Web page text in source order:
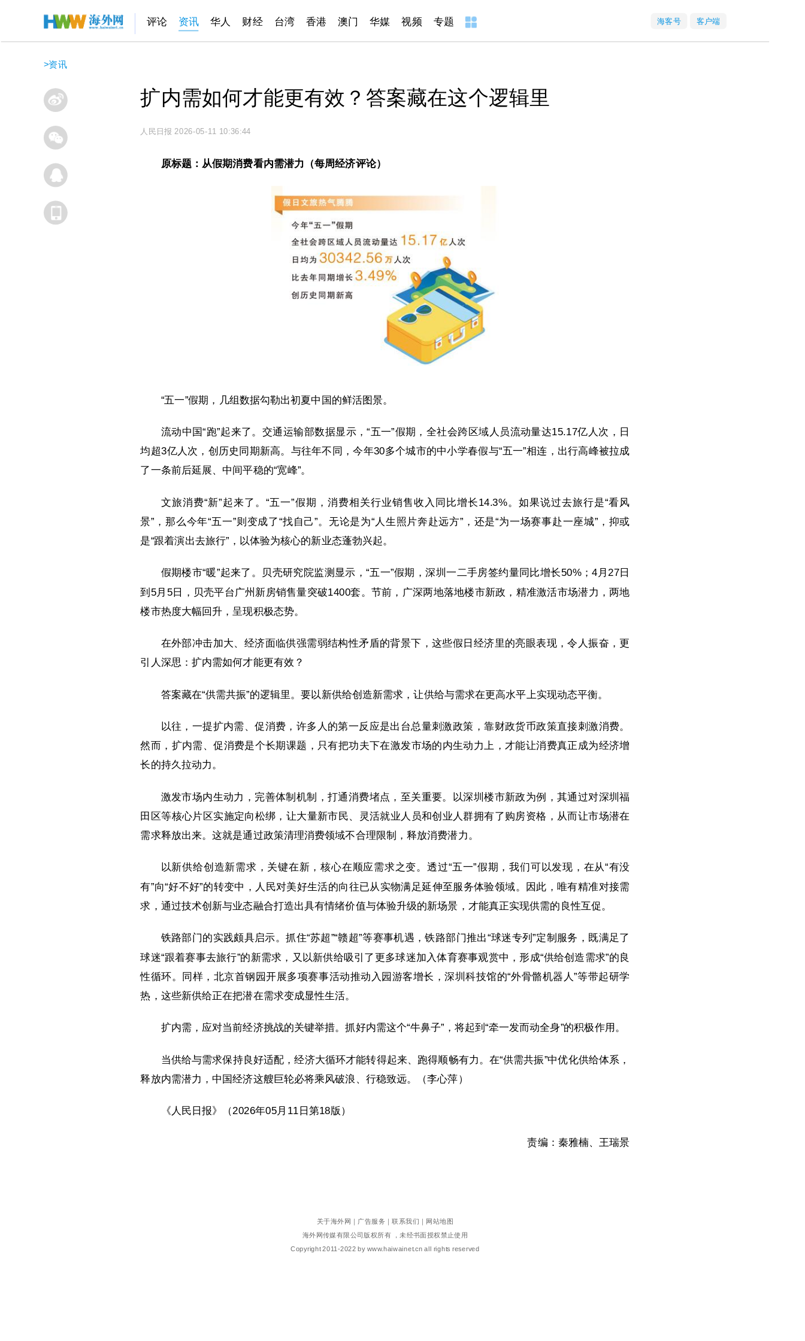
评论 资讯 华人 财经 台湾 香港 澳门 华媒 视频 专题 海客号 客户端
>资讯
扩内需如何才能更有效？答案藏在这个逻辑里
人民日报 2026-05-11 10:36:44
原标题：从假期消费看内需潜力（每周经济评论）
“五一”假期，几组数据勾勒出初夏中国的鲜活图景。
流动中国“跑”起来了。交通运输部数据显示，“五一”假期，全社会跨区域人员流动量达15.17亿人次，日
均超3亿人次，创历史同期新高。与往年不同，今年30多个城市的中小学春假与“五一”相连，出行高峰被拉成
了一条前后延展、中间平稳的“宽峰”。
文旅消费“新”起来了。“五一”假期，消费相关行业销售收入同比增长14.3%。如果说过去旅行是“看风
景”，那么今年“五一”则变成了“找自己”。无论是为“人生照片奔赴远方”，还是“为一场赛事赴一座城”，抑或
是“跟着演出去旅行”，以体验为核心的新业态蓬勃兴起。
假期楼市“暖”起来了。贝壳研究院监测显示，“五一”假期，深圳一二手房签约量同比增长50%；4月27日
到5月5日，贝壳平台广州新房销售量突破1400套。节前，广深两地落地楼市新政，精准激活市场潜力，两地
楼市热度大幅回升，呈现积极态势。
在外部冲击加大、经济面临供强需弱结构性矛盾的背景下，这些假日经济里的亮眼表现，令人振奋，更
引人深思：扩内需如何才能更有效？
答案藏在“供需共振”的逻辑里。要以新供给创造新需求，让供给与需求在更高水平上实现动态平衡。
以往，一提扩内需、促消费，许多人的第一反应是出台总量刺激政策，靠财政货币政策直接刺激消费。
然而，扩内需、促消费是个长期课题，只有把功夫下在激发市场的内生动力上，才能让消费真正成为经济增
长的持久拉动力。
激发市场内生动力，完善体制机制，打通消费堵点，至关重要。以深圳楼市新政为例，其通过对深圳福
田区等核心片区实施定向松绑，让大量新市民、灵活就业人员和创业人群拥有了购房资格，从而让市场潜在
需求释放出来。这就是通过政策清理消费领域不合理限制，释放消费潜力。
以新供给创造新需求，关键在新，核心在顺应需求之变。透过“五一”假期，我们可以发现，在从“有没
有”向“好不好”的转变中，人民对美好生活的向往已从实物满足延伸至服务体验领域。因此，唯有精准对接需
求，通过技术创新与业态融合打造出具有情绪价值与体验升级的新场景，才能真正实现供需的良性互促。
铁路部门的实践颇具启示。抓住“苏超”“赣超”等赛事机遇，铁路部门推出“球迷专列”定制服务，既满足了
球迷“跟着赛事去旅行”的新需求，又以新供给吸引了更多球迷加入体育赛事观赏中，形成“供给创造需求”的良
性循环。同样，北京首钢园开展多项赛事活动推动入园游客增长，深圳科技馆的“外骨骼机器人”等带起研学
热，这些新供给正在把潜在需求变成显性生活。
扩内需，应对当前经济挑战的关键举措。抓好内需这个“牛鼻子”，将起到“牵一发而动全身”的积极作用。
当供给与需求保持良好适配，经济大循环才能转得起来、跑得顺畅有力。在“供需共振”中优化供给体系，
释放内需潜力，中国经济这艘巨轮必将乘风破浪、行稳致远。（李心萍）
《人民日报》（2026年05月11日第18版）
责编：秦雅楠、王瑞景
关于海外网 ｜ 广告服务｜联系我们 ｜ 网站地图
海外网传媒有限公司版权所有 ，未经书面授权禁止使用
Copyright2011-2022 by www.haiwainet.cn all rights reserved